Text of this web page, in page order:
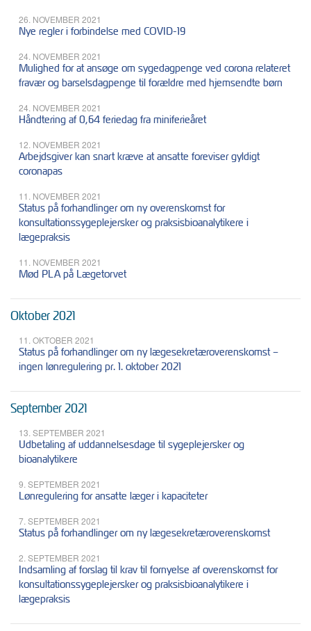
26. NOVEMBER 2021
Nye regler i forbindelse med COVID-19
24. NOVEMBER 2021
Mulighed for at ansøge om sygedagpenge ved corona relateret
fravær og barselsdagpenge til forældre med hjemsendte børn
24. NOVEMBER 2021
Håndtering af 0,64 feriedag fra miniferieåret
12. NOVEMBER 2021
Arbejdsgiver kan snart kræve at ansatte foreviser gyldigt
coronapas
11. NOVEMBER 2021
Status på forhandlinger om ny overenskomst for
konsultationssygeplejersker og praksisbioanalytikere i
lægepraksis
11. NOVEMBER 2021
Mød PLA på Lægetorvet
Oktober 2021
11. OKTOBER 2021
Status på forhandlinger om ny lægesekretæroverenskomst –
ingen lønregulering pr. 1. oktober 2021
September 2021
13. SEPTEMBER 2021
Udbetaling af uddannelsesdage til sygeplejersker og
bioanalytikere
9. SEPTEMBER 2021
Lønregulering for ansatte læger i kapaciteter
7. SEPTEMBER 2021
Status på forhandlinger om ny lægesekretæroverenskomst
2. SEPTEMBER 2021
Indsamling af forslag til krav til fornyelse af overenskomst for
konsultationssygeplejersker og praksisbioanalytikere i
lægepraksis